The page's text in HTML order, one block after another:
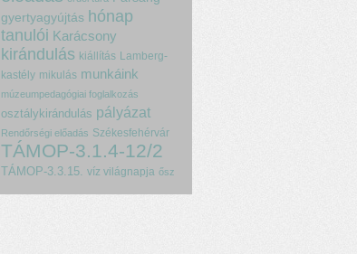
gyertyagyújtás hónap
tanulói Karácsony
kirándulás kiállítás Lamberg-
kastély mikulás munkáink
múzeumpedagógiai foglalkozás
osztálykirándulás pályázat
Rendőrségi előadás Székesfehérvár
TÁMOP-3.1.4-12/2
TÁMOP-3.3.15. víz világnapja ősz